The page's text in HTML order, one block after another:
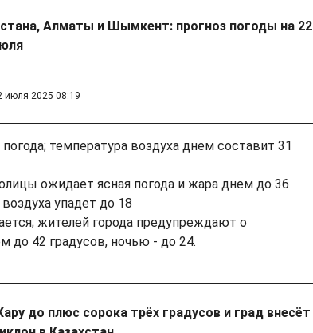
Алматы и Шымкент: прогноз погоды на 22
июля 2025 08:19
температура воздуха днем составит 31
ожидает ясная погода и жара днем до 36
упадет до 18
жителей города предупреждают о
42 градусов, ночью - до 24.
до плюс сорока трёх градусов и град внесёт